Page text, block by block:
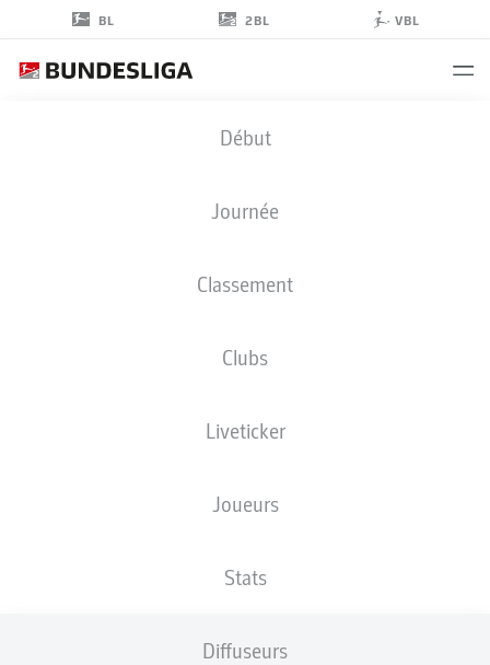
BL 2BL VBL
Début
Journée
Classement
Clubs
Liveticker
Joueurs
Stats
Diffuseurs
23.02.1999